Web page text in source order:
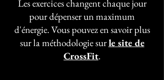
Les exercices changent chaque jour
pour dépenser un maximum
d'énergie. Vous pouvez en savoir plus
sur la méthodologie surle site de
CrossFit.